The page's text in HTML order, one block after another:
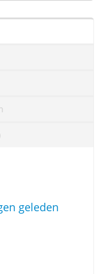
geleden